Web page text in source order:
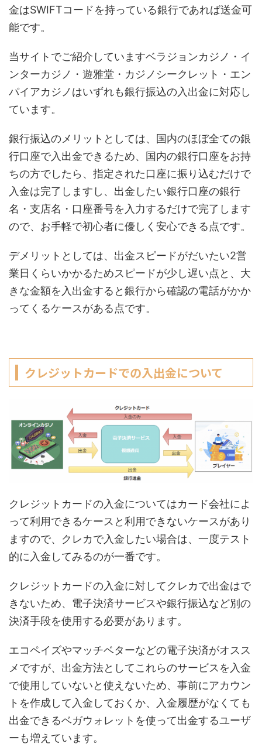
金はSWIFTコードを持っている銀行であれば送金可
能です。
当サイトでご紹介していますベラジョンカジノ・イ
ンターカジノ・遊雅堂・カジノシークレット・エン
パイアカジノはいずれも銀行振込の入出金に対応し
ています。
銀行振込のメリットとしては、国内のほぼ全ての銀
行口座で入出金できるため、国内の銀行口座をお持
ちの方でしたら、指定された口座に振り込むだけで
入金は完了しますし、出金したい銀行口座の銀行
名・支店名・口座番号を入力するだけで完了します
ので、お手軽で初心者に優しく安心できる点です。
デメリットとしては、出金スピードがだいたい2営
業日くらいかかるためスピードが少し遅い点と、大
きな金額を入出金すると銀行から確認の電話がかか
ってくるケースがある点です。
クレジットカードでの入出金について
クレジットカードの入金についてはカード会社によ
って利用できるケースと利用できないケースがあり
ますので、クレカで入金したい場合は、一度テスト
的に入金してみるのが一番です。
クレジットカードの入金に対してクレカで出金はで
きないため、電子決済サービスや銀行振込など別の
決済手段を使用する必要があります。
エコペイズやマッチベターなどの電子決済がオスス
メですが、出金方法としてこれらのサービスを入金
で使用していないと使えないため、事前にアカウン
トを作成して入金しておくか、入金履歴がなくても
出金できるベガウォレットを使って出金するユーザ
ーも増えています。